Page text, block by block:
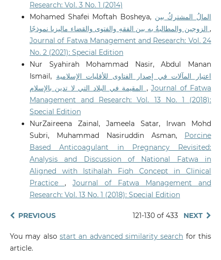
Research: Vol. 3 No. 1 (2014)
Mohamed Shafei Moftah Bosheya, المالُ المشتركُ بين
الزوجين والمطالبةُ به بين الفقهِ والفتوى والقضاء ماليزيا نموذجًا,
Journal of Fatwa Management and Research: Vol. 24
No. 2 (2021): Special Edition
Nur Syahirah Mohammad Nasir, Abdul Manan
Ismail, اعتبار المآلات في إصدار الفتاوى للأقليات الإسلامية
,Journal of Fatwa
Management and Research: Vol. 13 No. 1 (2018):
Special Edition
NurZaireena Zainal, Jameela Satar, Irwan Mohd
Subri, Muhammad Nasiruddin Asman, Porcine
Based Anticoagulant in Pregnancy Revisited:
Analysis and Discussion of National Fatwa in
Aligned with Istihalah Fiqh Concept in Clinical
Practice , Journal of Fatwa Management and
Research: Vol. 13 No. 1 (2018): Special Edition
PREVIOUS 121-130 of 433 NEXT
You may also start an advanced similarity search for this
article.